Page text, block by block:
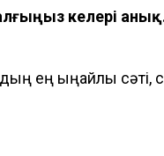
келері анық
ең ыңғайлы сәті,